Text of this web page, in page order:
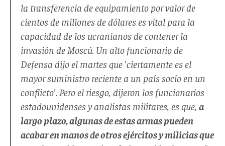
la transferencia de equipamiento por valor de
cientos de millones de dólares es vital para la
capacidad de los ucranianos de contener la
invasión de Moscú. Un alto funcionario de
Defensa dijo el martes que 'ciertamente es el
mayor suministro reciente a un país socio en un
conflicto'. Pero el riesgo, dijeron los funcionarios
estadounidenses y analistas militares, es que, a
largo plazo, algunas de estas armas pueden
acabar en manos de otros ejércitos y milicias que